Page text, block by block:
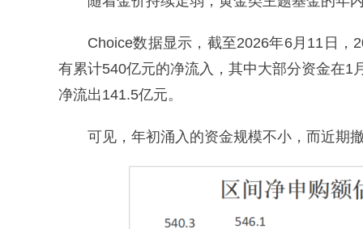
Choice数据显示，截至2026年6月11日，
有累计540亿元的净流入，其中大部分资金在
净流出141.5亿元。
可见，年初涌入的资金规模不小，而近期